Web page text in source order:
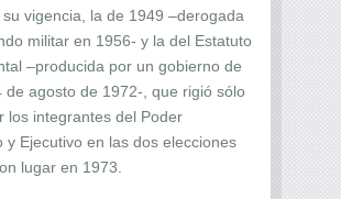
vigencia, la de 1949 –derogada
militar en 1956- y la del Estatuto
–producida por un gobierno de
de agosto de 1972-, que rigió sólo
los integrantes del Poder
y Ejecutivo en las dos elecciones
lugar en 1973.